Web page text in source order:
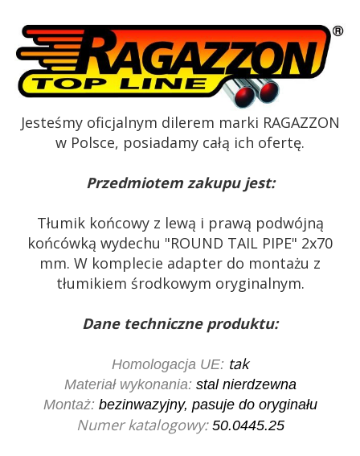
Jesteśmy oficjalnym dilerem marki RAGAZZON
w Polsce, posiadamy całą ich ofertę.
Przedmiotem zakupu jest:
Tłumik końcowy z lewą i prawą podwójną
końcówką wydechu "ROUND TAIL PIPE" 2x70
mm. W komplecie adapter do montażu z
tłumikiem środkowym oryginalnym.
Dane techniczne produktu:
Homologacja UE: tak
Materiał wykonania: stal nierdzewna
Montaż:bezinwazyjny, pasuje do oryginału
Numer katalogowy: 50.0445.25